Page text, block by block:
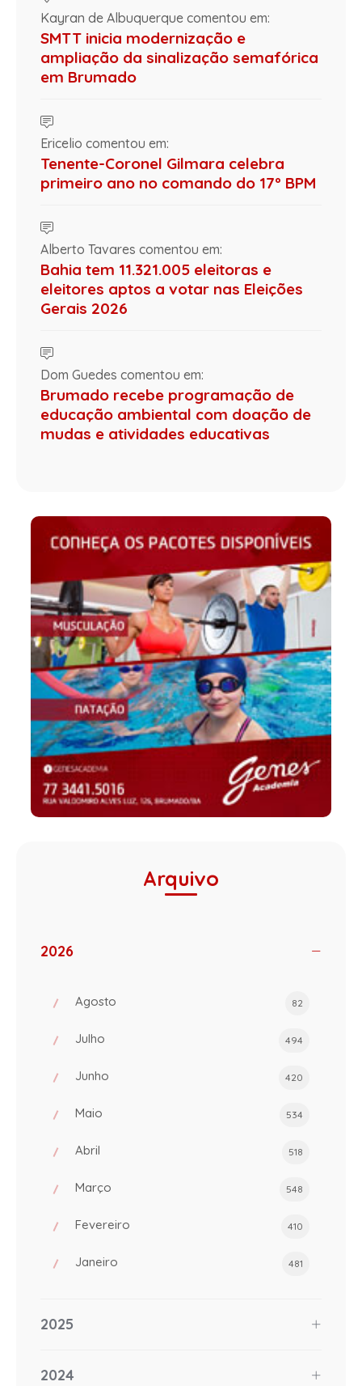
Kayran de Albuquerque comentou em:
SMTT inicia modernização e
ampliação da sinalização semafórica
em Brumado
Ericelio comentou em:
Tenente-Coronel Gilmara celebra
primeiro ano no comando do 17º BPM
Alberto Tavares comentou em:
Bahia tem 11.321.005 eleitoras e
eleitores aptos a votar nas Eleições
Gerais 2026
Dom Guedes comentou em:
Brumado recebe programação de
educação ambiental com doação de
mudas e atividades educativas
Arquivo
2026
Agosto 82
Julho 494
Junho 420
Maio 534
Abril 518
Março 548
Fevereiro 410
Janeiro 481
2025
2024